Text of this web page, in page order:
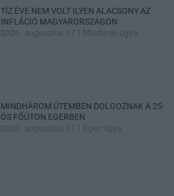
TÍZ ÉVE NEM VOLT ILYEN ALACSONY AZ
INFLÁCIÓ MAGYARORSZÁGON
2026. augusztus 07 Mindenki ügye
MINDHÁROM ÜTEMBEN DOLGOZNAK A 25-
ÖS FŐÚTON EGERBEN
2026. augusztus 07 Eger ügye